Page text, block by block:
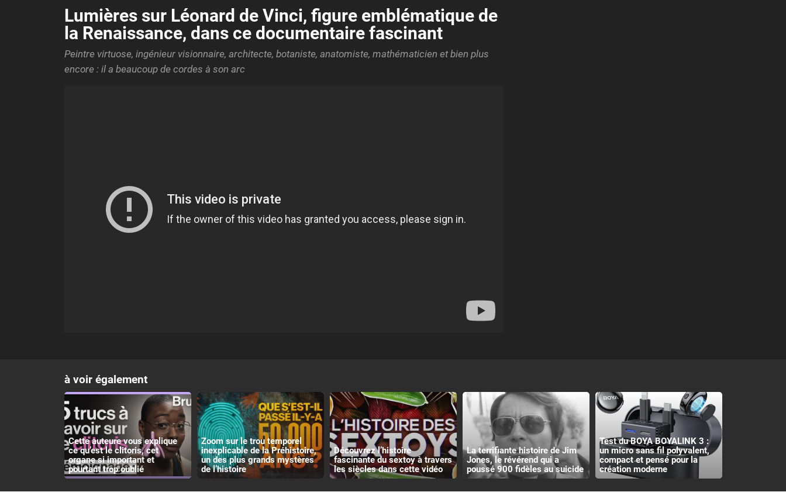
Lumières sur Léonard de Vinci, figure emblématique de
la Renaissance, dans ce documentaire fascinant
Peintre virtuose, ingénieur visionnaire, architecte, botaniste, anatomiste, mathématicien et bien plus
encore : il a beaucoup de cordes à son arc
à voir également
Cette auteure vous explique
ce qu’est le clitoris, cet
organe si important et
pourtant trop oublié
Zoom sur le trou temporel
inexplicable de la Préhistoire,
un des plus grands mystères
de l’histoire
Découvrez l’histoire
fascinante du sextoy à travers
les siècles dans cette vidéo
La terrifiante histoire de Jim
Jones, le révérend qui a
poussé 900 fidèles au suicide
Test du BOYA BOYALINK 3 :
un micro sans fil polyvalent,
compact et pensé pour la
création moderne